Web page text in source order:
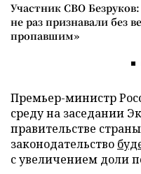
Участник СВО
не раз признавали без
пропавшим»
Премьер-министр
среду на заседании
правительстве
законодательство
с увеличением доли